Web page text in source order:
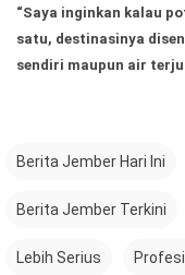
“Saya inginkan kalau
satu, destinasinya
sendiri maupun air
Berita Jember Hari Ini
Berita Jember Terkini
Lebih Serius